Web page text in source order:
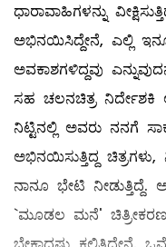
ಧಾರಾವಾಹಿಗಳನ್ನು
ಅಭಿನಯಿಸಿದ್ದೇನೆ, ಎಲ್ಲಿ
ಅವಕಾಶಗಳಿದ್ದವು
ಸಹ ಚಲನಚಿತ್ರ ನಿರ್ದೇಶಕಿ
ನಿಟ್ಟಿನಲ್ಲಿ ಅವರು ನನಗೆ
ಅಭಿನಯಿಸುತ್ತಿದ್ದ
ನಾನೂ ಭೇಟಿ
`ಮೂಡಲ ಮನೆ'